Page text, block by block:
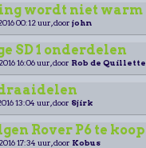
wordt niet warm
00:12 uur, door john
SD 1 onderdelen
16:06 uur, door Rob de
13:04 uur, door Sjirk
Rover P6 te koop
17:34 uur, door Kobus